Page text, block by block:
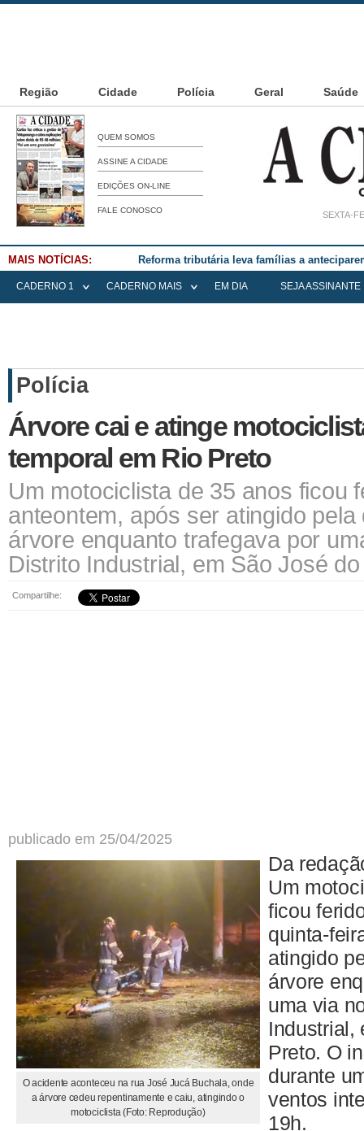
Região Cidade Polícia Geral Saúde
QUEM SOMOS
ASSINE A CIDADE
EDIÇÕES ON-LINE
FALE CONOSCO SEXTA-
MAIS NOTÍCIAS: Reforma tributária leva famílias a
CADERNO 1 CADERNO MAIS EM DIA SEJA ASSINANTE
Polícia
Árvore cai e atinge
temporal em Rio Preto
Um motociclista de 35 anos ficou
anteontem, após ser atingido pela
árvore enquanto trafegava por
Distrito Industrial, em São José
Compartilhe:
publicado em 25/04/2025
O acidente aconteceu na rua José Jucá Buchala, onde
a árvore cedeu repentinamente e caiu, atingindo o
motociclista (Foto: Reprodução)
Da
Um
ficou
quinta-
atingido
árvore
uma via
Industrial,
Preto. O
durante
ventos
19h.